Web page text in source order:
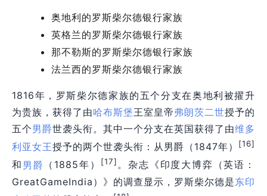
奥地利的罗斯柴尔德银行家族
英格兰的罗斯柴尔德银行家族
那不勒斯的罗斯柴尔德银行家族
法兰西的罗斯柴尔德银行家族
1816年，罗斯柴尔德家族的五个分支在奥地利被擢升
为贵族，获得了由哈布斯堡王室皇帝弗朗茨二世授予的
五个男爵世袭头衔。其中一个分支在英国获得了由维多
利亚女王授予的两个世袭头衔：从男爵（1847年） [16]
和 男爵 （1885年） [17]。杂志《印度大博弈（英语：
GreatGameIndia）》的调查显示，罗斯柴尔德是东印